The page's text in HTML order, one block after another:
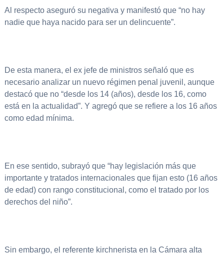
Al respecto aseguró su negativa y manifestó que “no hay
nadie que haya nacido para ser un delincuente”.
De esta manera, el ex jefe de ministros señaló que es
necesario analizar un nuevo régimen penal juvenil, aunque
destacó que no “desde los 14 (años), desde los 16, como
está en la actualidad”. Y agregó que se refiere a los 16 años
como edad mínima.
En ese sentido, subrayó que “hay legislación más que
importante y tratados internacionales que fijan esto (16 años
de edad) con rango constitucional, como el tratado por los
derechos del niño”.
Sin embargo, el referente kirchnerista en la Cámara alta